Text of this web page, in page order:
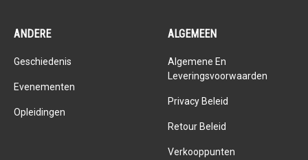
ANDERE
Geschiedenis
Evenementen
Opleidingen
ALGEMEEN
Algemene En
Leveringsvoorwaarden
Privacy Beleid
Retour Beleid
Verkooppunten